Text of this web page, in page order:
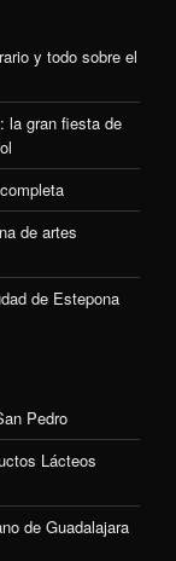
y todo sobre el
la gran fiesta de
de artes
de Estepona
Pedro
Lácteos
de Guadalajara